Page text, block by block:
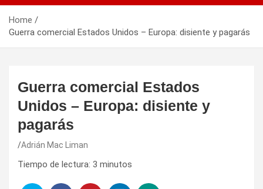
Home
Guerra comercial Estados Unidos – Europa: disiente y pagarás
Guerra comercial Estados
Unidos – Europa: disiente y
pagarás
Adrián Mac Liman
Tiempo de lectura: 3 minutos